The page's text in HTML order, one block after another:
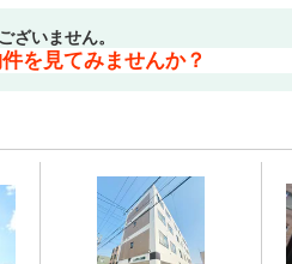
ざいません。
を見てみませんか？